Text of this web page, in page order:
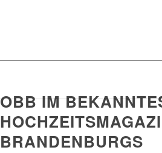
OBB IM
BRANDENBURGS